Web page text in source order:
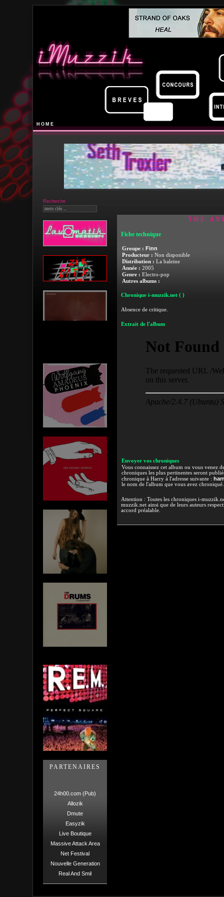
HOME
Recherche
PARTENAIRES
24h00.com (Pub)
Allozik
Dmute
Easyzik
Live Boutique
Massive Attack Area
Net Festival
Nouvelle Generation
Real And Smil
THE
Fiche technique
Groupe : Finn
Producteur : Non disponible
Distribution : La baleine
Année : 2005
Genre : Electro-pop
Autres albums :
Chronique i-muzzik.net ( )
Absence de critique.
Extrait de l'album
Envoyer vos chroniques
Vous connaissez cet album ou vous venez
chroniques les plus pertinentes seront
chronique à Harry à l'adresse suivante :
le nom de l'album que vous avez
Attention : Toutes les chroniques i-
muzzik.net ainsi que de leurs auteurs
accord préalable.